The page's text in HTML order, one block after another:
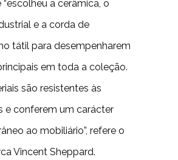
“escolheu a cerâmica, o
e a corda de
tátil para desempenharem
em toda a coleção.
são resistentes às
e conferem um carácter
ao mobiliário”, refere o
Vincent Sheppard.